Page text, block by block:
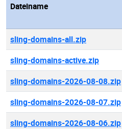
Dateiname
sling-domains-all.zip
sling-domains-active.zip
sling-domains-2026-08-08.zip
sling-domains-2026-08-07.zip
sling-domains-2026-08-06.zip